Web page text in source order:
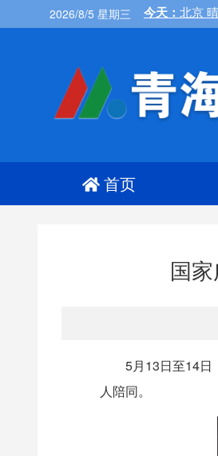
2026/8/5 星期三
首页
国
5月13日至14日
人陪同。